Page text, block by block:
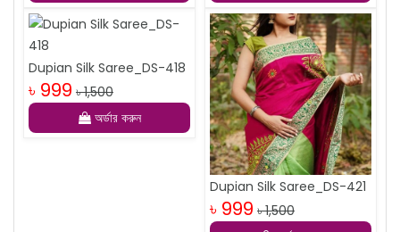
Dupian Silk Saree_DS-418
৳ 999 ৳ 1,500
অর্ডার করুন
Dupian Silk Saree_DS-421
৳ 999 ৳ 1,500